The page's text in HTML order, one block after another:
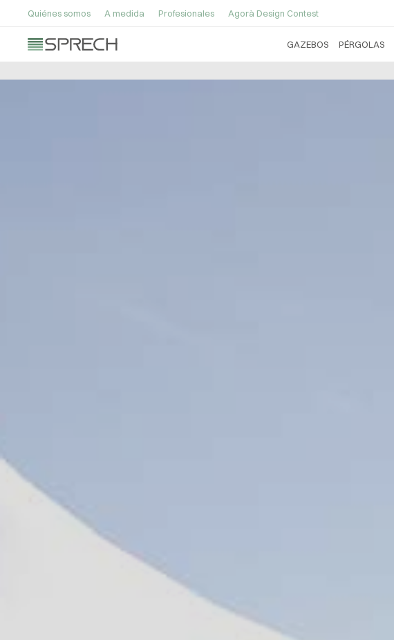
Quiénes somos A medida Profesionales Agorà Design Contest
GAZEBOS PÉRGOLAS